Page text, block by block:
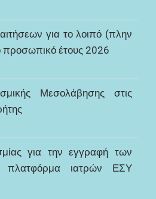
για το λοιπό (πλην
προσωπικό έτους 2026
Μεσολάβησης στις
για την εγγραφή των
πλατφόρμα ιατρών ΕΣΥ